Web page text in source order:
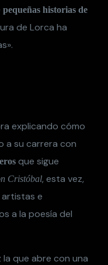
pequeñas historias de
de Lorca ha
explicando cómo
a su carrera con
que sigue
Cristóbal, esta vez,
e
a la poesía del
la que abre con una